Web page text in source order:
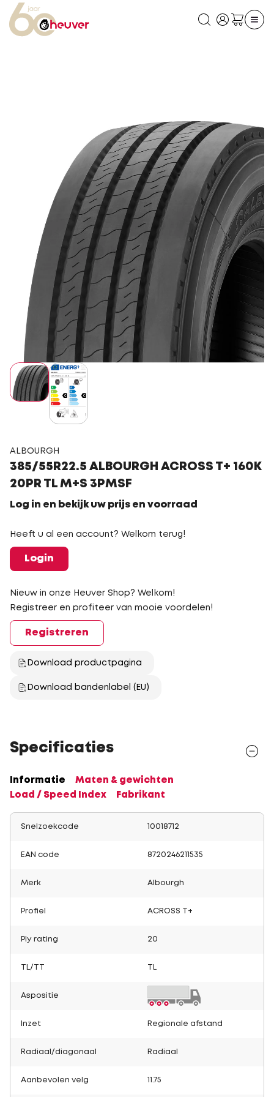
ALBOURGH
385/55R22.5 ALBOURGH ACROSS T+ 160K
20PR TL M+S 3PMSF
Log in en bekijk uw prijs en voorraad
Heeft u al een account? Welkom terug!
Login
Nieuw in onze Heuver Shop? Welkom!
Registreer en profiteer van mooie voordelen!
Registreren
Download productpagina
Download bandenlabel (EU)
Specificaties
Informatie
Maten & gewichten
Load / Speed Index
Fabrikant
Snelzoekcode 10018712
EAN code 8720246211535
Merk Albourgh
Profiel ACROSS T+
Ply rating 20
TL/TT
Aspositie
Inzet Regionale afstand
Radiaal/diagonaal Radiaal
Aanbevolen velg 11.75